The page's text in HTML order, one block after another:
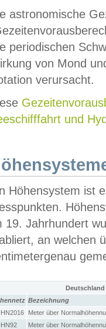
astronomische
periodischen
von Mond
verursacht.
und
Höhensystem ist
19. Jahrhundert
an welchen
Bezeichnung
Meter über
Meter über